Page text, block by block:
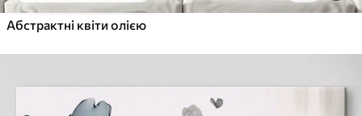
Абстрактні квіти олією